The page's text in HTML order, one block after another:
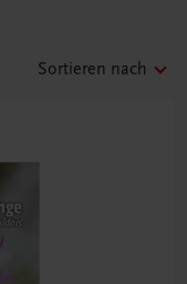
Sortieren nach